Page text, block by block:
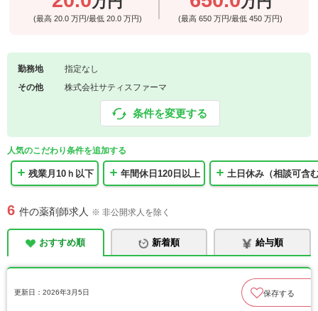
(最高 20.0 万円/最低 20.0 万円) (最高650万円/最低450万円)
勤務地
指定なし
その他
株式会社サティスファーマ
条件を変更する
人気のこだわり条件を追加する
残業月10ｈ以下 年間休日120日以上 土日休み（相談可含
6 件の薬剤師求人 ※ 非公開求人を除く
おすすめ順 新着順 給与順
更新日：2026年3月5日 保存する